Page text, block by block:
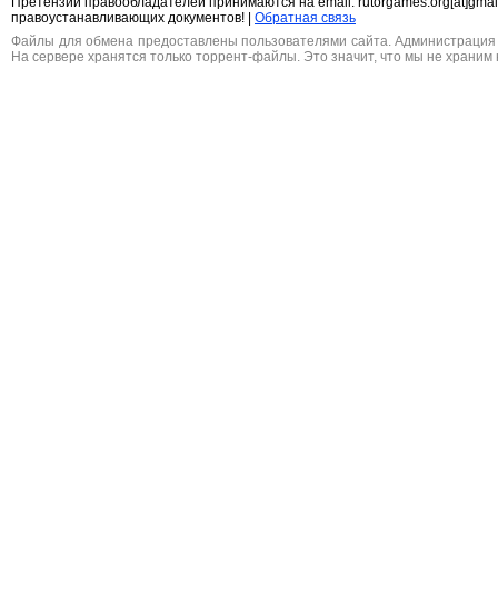
правоустанавливающих документов! |
Обратная связь
Файлы для обмена предоставлены пользователями сайта. Администрация
На сервере хранятся только торрент-файлы. Это значит, что мы не